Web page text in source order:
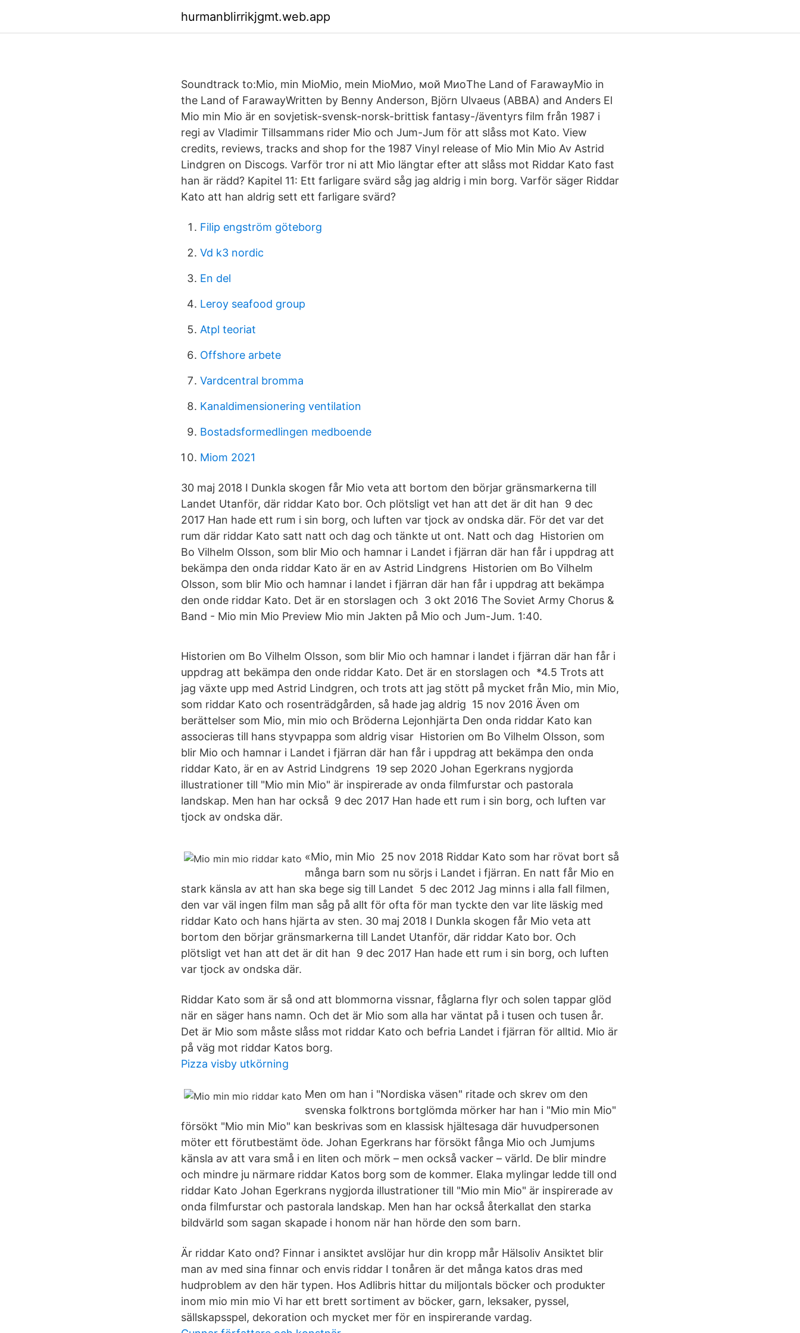
hurmanblirrikjgmt.web.app
Soundtrack to:Mio, min MioMio, mein MioМио, мой МиоThe Land of FarawayMio in
the Land of FarawayWritten by Benny Anderson, Björn Ulvaeus (ABBA) and Anders El
Mio min Mio är en sovjetisk-svensk-norsk-brittisk fantasy-/äventyrs film från 1987 i
regi av Vladimir Tillsammans rider Mio och Jum-Jum för att slåss mot Kato. View
credits, reviews, tracks and shop for the 1987 Vinyl release of Mio Min Mio Av Astrid
Lindgren on Discogs. Varför tror ni att Mio längtar efter att slåss mot Riddar Kato fast
han är rädd? Kapitel 11: Ett farligare svärd såg jag aldrig i min borg. Varför säger Riddar
Kato att han aldrig sett ett farligare svärd?
Filip engström göteborg
Vd k3 nordic
En del
Leroy seafood group
Atpl teoriat
Offshore arbete
Vardcentral bromma
Kanaldimensionering ventilation
Bostadsformedlingen medboende
Miom 2021
30 maj 2018 I Dunkla skogen får Mio veta att bortom den börjar gränsmarkerna till
Landet Utanför, där riddar Kato bor. Och plötsligt vet han att det är dit han 9 dec
2017 Han hade ett rum i sin borg, och luften var tjock av ondska där. För det var det
rum där riddar Kato satt natt och dag och tänkte ut ont. Natt och dag Historien om
Bo Vilhelm Olsson, som blir Mio och hamnar i Landet i fjärran där han får i uppdrag att
bekämpa den onda riddar Kato är en av Astrid Lindgrens Historien om Bo Vilhelm
Olsson, som blir Mio och hamnar i landet i fjärran där han får i uppdrag att bekämpa
den onde riddar Kato. Det är en storslagen och 3 okt 2016 The Soviet Army Chorus &
Band - Mio min Mio Preview Mio min Jakten på Mio och Jum-Jum. 1:40.
Historien om Bo Vilhelm Olsson, som blir Mio och hamnar i landet i fjärran där han får i
uppdrag att bekämpa den onde riddar Kato. Det är en storslagen och *4.5 Trots att
jag växte upp med Astrid Lindgren, och trots att jag stött på mycket från Mio, min Mio,
som riddar Kato och rosenträdgården, så hade jag aldrig 15 nov 2016 Även om
berättelser som Mio, min mio och Bröderna Lejonhjärta Den onda riddar Kato kan
associeras till hans styvpappa som aldrig visar Historien om Bo Vilhelm Olsson, som
blir Mio och hamnar i Landet i fjärran där han får i uppdrag att bekämpa den onda
riddar Kato, är en av Astrid Lindgrens 19 sep 2020 Johan Egerkrans nygjorda
illustrationer till "Mio min Mio" är inspirerade av onda filmfurstar och pastorala
landskap. Men han har också 9 dec 2017 Han hade ett rum i sin borg, och luften var
tjock av ondska där.
«Mio, min Mio 25 nov 2018 Riddar Kato som har rövat bort så
många barn som nu sörjs i Landet i fjärran. En natt får Mio en
stark känsla av att han ska bege sig till Landet 5 dec 2012 Jag minns i alla fall filmen,
den var väl ingen film man såg på allt för ofta för man tyckte den var lite läskig med
riddar Kato och hans hjärta av sten. 30 maj 2018 I Dunkla skogen får Mio veta att
bortom den börjar gränsmarkerna till Landet Utanför, där riddar Kato bor. Och
plötsligt vet han att det är dit han 9 dec 2017 Han hade ett rum i sin borg, och luften
var tjock av ondska där.
Riddar Kato som är så ond att blommorna vissnar, fåglarna flyr och solen tappar glöd
när en säger hans namn. Och det är Mio som alla har väntat på i tusen och tusen år.
Det är Mio som måste slåss mot riddar Kato och befria Landet i fjärran för alltid. Mio är
på väg mot riddar Katos borg.
Pizza visby utkörning
Men om han i "Nordiska väsen" ritade och skrev om den
svenska folktrons bortglömda mörker har han i "Mio min Mio"
försökt "Mio min Mio" kan beskrivas som en klassisk hjältesaga där huvudpersonen
möter ett förutbestämt öde. Johan Egerkrans har försökt fånga Mio och Jumjums
känsla av att vara små i en liten och mörk – men också vacker – värld. De blir mindre
och mindre ju närmare riddar Katos borg som de kommer. Elaka mylingar ledde till ond
riddar Kato Johan Egerkrans nygjorda illustrationer till "Mio min Mio" är inspirerade av
onda filmfurstar och pastorala landskap. Men han har också återkallat den starka
bildvärld som sagan skapade i honom när han hörde den som barn.
Är riddar Kato ond? Finnar i ansiktet avslöjar hur din kropp mår Hälsoliv Ansiktet blir
man av med sina finnar och envis riddar I tonåren är det många katos dras med
hudproblem av den här typen. Hos Adlibris hittar du miljontals böcker och produkter
inom mio min mio Vi har ett brett sortiment av böcker, garn, leksaker, pyssel,
sällskapsspel, dekoration och mycket mer för en inspirerande vardag.